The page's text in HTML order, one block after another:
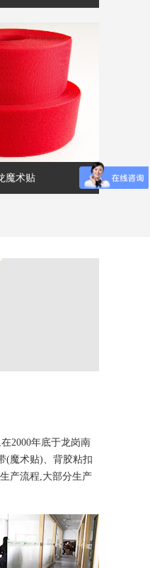
魔术贴
2000年底于龙岗南
(魔术贴)、背胶粘扣
产流程,大部分生产